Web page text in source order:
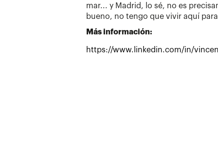
mar... y Madrid, lo sé, no es
bueno, no tengo que vivir aquí
Más información:
https://www.linkedin.com/in/